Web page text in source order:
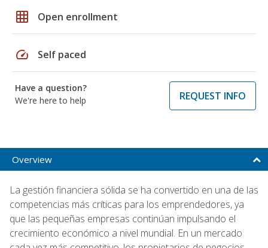
grid_on Open enrollment
speed Self paced
Have a question?
We're here to help
REQUEST INFO
Overview
La gestión financiera sólida se ha convertido en una de las
competencias más críticas para los emprendedores, ya
que las pequeñas empresas continúan impulsando el
crecimiento económico a nivel mundial. En un mercado